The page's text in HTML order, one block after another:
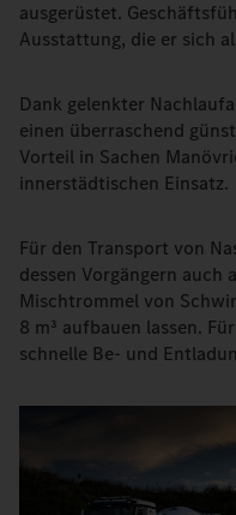
ausgerüstet.
Ausstattung, die er sich
Dank gelenkter
einen überraschend
Vorteil in Sachen
innerstädtischen Einsatz.
Für den Transport von
dessen Vorgängern auch
Mischtrommel von
8 m³ aufbauen lassen.
schnelle Be- und